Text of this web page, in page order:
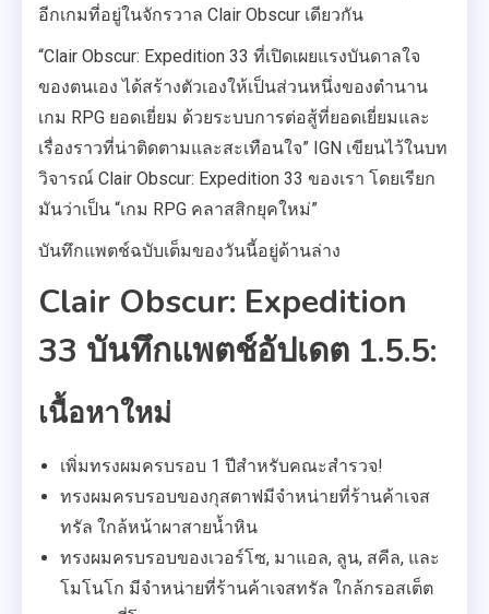
อีกเกมที่อยู่ในจักรวาล Clair Obscur เดียวกัน
“Clair Obscur: Expedition 33 ที่เปิดเผยแรงบันดาลใจ
ของตนเอง ได้สร้างตัวเองให้เป็นส่วนหนึ่งของตำนาน
เกม RPG ยอดเยี่ยม ด้วยระบบการต่อสู้ที่ยอดเยี่ยมและ
เรื่องราวที่น่าติดตามและสะเทือนใจ” IGN เขียนไว้ในบท
วิจารณ์ Clair Obscur: Expedition 33 ของเรา โดยเรียก
มันว่าเป็น “เกม RPG คลาสสิกยุคใหม่”
บันทึกแพตช์ฉบับเต็มของวันนี้อยู่ด้านล่าง
Clair Obscur: Expedition
33 บันทึกแพตช์อัปเดต 1.5.5:
เนื้อหาใหม่
เพิ่มทรงผมครบรอบ 1 ปีสำหรับคณะสำรวจ!
ทรงผมครบรอบของกุสตาฟมีจำหน่ายที่ร้านค้าเจส
ทรัล ใกล้หน้าผาสายน้ำหิน
ทรงผมครบรอบของเวอร์โซ, มาแอล, ลูน, สคีล, และ
โมโนโก มีจำหน่ายที่ร้านค้าเจสทรัล ใกล้กรอสเต็ต